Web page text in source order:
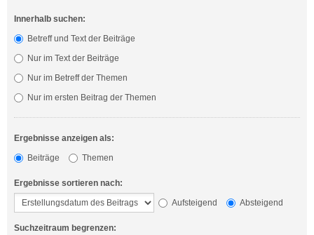
Innerhalb suchen:
Betreff und Text der Beiträge
Nur im Text der Beiträge
Nur im Betreff der Themen
Nur im ersten Beitrag der Themen
Ergebnisse anzeigen als:
Beiträge
Themen
Ergebnisse sortieren nach:
Aufsteigend
Absteigend
Suchzeitraum begrenzen: